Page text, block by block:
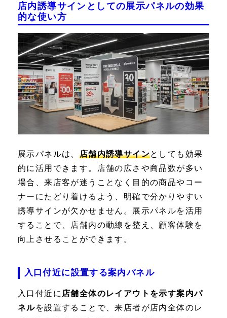
店内誘導サインとしての展示パネルの効果
的な使い方
展示パネルは、 店舗内誘導サインとしても効果
的に活用できます。店舗の広さや商品数が多い
場合、来店客が迷うことなく目的の商品やコー
ナーにたどり着けるよう、明確で分かりやすい
誘導サインが欠かせません。展示パネルを活用
することで、店舗内の動線を整え、顧客体験を
向上させることができます。
入口付近に設置する案内パネル
入口付近に 店舗全体のレイアウトを示す案内パ
ネルを設置することで、来店者が店内全体のレ